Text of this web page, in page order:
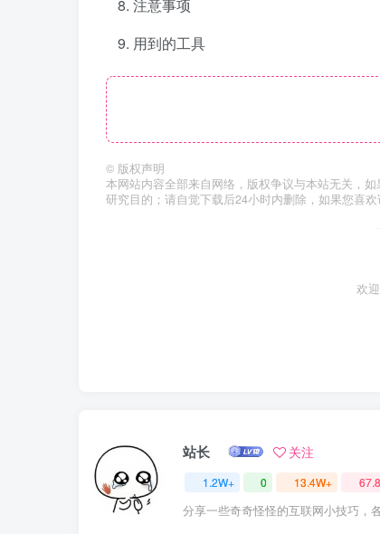
注意事项
用到的工具
© 版权声明
本网站内容全部来自网络，版权争议与本站无关，
研究目的；请自觉下载后24小时内删除，如果您喜欢
欢
站长 关注
1.2W+ 0 13.4W+
分享一些奇奇怪怪的互联网小技巧，